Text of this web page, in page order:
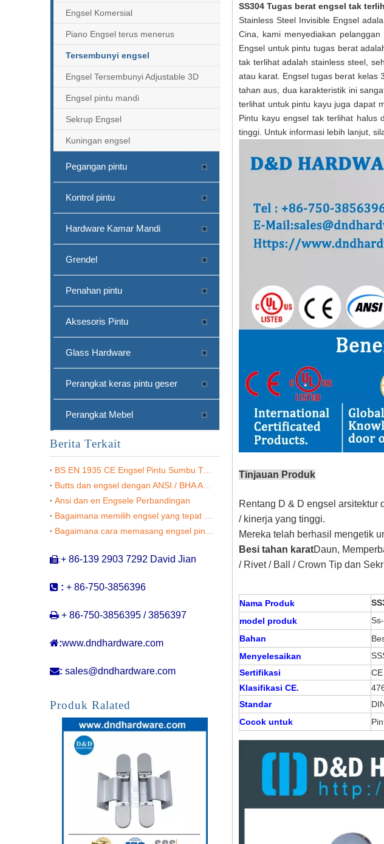
Engsel Komersial
Piano Engsel terus menerus
Tersembunyi engsel
Engsel Tersembunyi Adjustable 3D
Engsel pintu mandi
Sekrup Engsel
Kuningan engsel
Pegangan pintu
Kontrol pintu
Hardware Kamar Mandi
Grendel
Penahan pintu
Aksesoris Pintu
Glass Hardware
Perangkat keras pintu geser
Perangkat Mebel
Berita Terkait
BS EN 1935 CE Engsel Pintu Sumbu Tunggal
Ansi dan en Engsele Perbandingan
:+ 86-139 2903 7292 David Jian
 : + 86-750-3856396
 + 86-750-3856395 / 3856397
:www.dndhardware.com
: sales@dndhardware.com
Produk Ralated
Alloy dan Aluminium Secret Door Hardware Wooden Wooden Adjustable ENGLE-DDCH017
SS304 Tugas berat engsel tak
Stainless Steel Invisible Engsel
Cina, kami menyediakan
Engsel untuk pintu tugas berat
tak terlihat adalah stainless steel,
atau karat. Engsel tugas berat kelas
tahan aus, dua karakteristik ini
terlihat untuk pintu kayu juga dapat
Pintu kayu engsel tak terlihat halus
tinggi. Untuk informasi lebih lanjut,
Tinjauan Produk
Rentang D & D engsel arsitektur
/ kinerja yang tinggi.
Mereka telah berhasil mengetik
Besi tahan karatDaun,
/ Rivet / Ball / Crown Tip dan
Nama Produk
model produk
Bahan
Menyelesaikan
Sertifikasi
Klasifikasi CE.
Standar
Cocok untuk